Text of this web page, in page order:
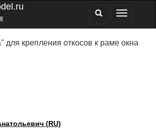
для крепления откосов к раме окна
(RU)